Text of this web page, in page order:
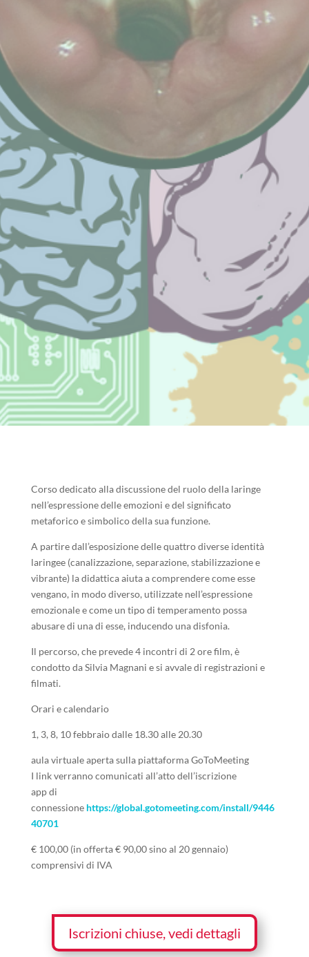
Corso dedicato alla discussione del ruolo della laringe
nell’espressione delle emozioni e del significato
metaforico e simbolico della sua funzione.
A partire dall’esposizione delle quattro diverse identità
laringee (canalizzazione, separazione, stabilizzazione e
vibrante) la didattica aiuta a comprendere come esse
vengano, in modo diverso, utilizzate nell’espressione
emozionale e come un tipo di temperamento possa
abusare di una di esse, inducendo una disfonia.
Il percorso, che prevede 4 incontri di 2 ore film, è
condotto da Silvia Magnani e si avvale di registrazioni e
filmati.
Orari e calendario
1, 3, 8, 10 febbraio dalle 18.30 alle 20.30
aula virtuale aperta sulla piattaforma GoToMeeting
I link verranno comunicati all’atto dell’iscrizione
app di
connessione https://global.gotomeeting.com/install/9446
40701
€ 100,00 (in offerta € 90,00 sino al 20 gennaio)
comprensivi di IVA
Iscrizioni chiuse, vedi dettagli